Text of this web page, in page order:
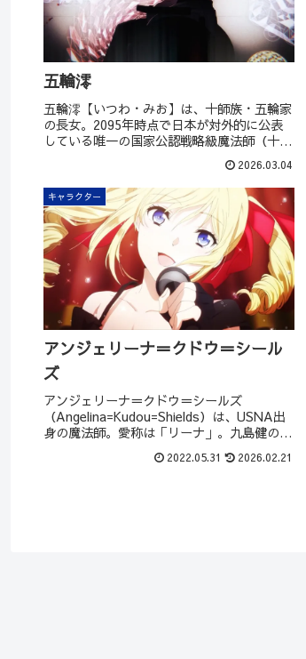
五輪澪
五輪澪【いつわ・みお】は、十師族・五輪家
の長女。2095年時点で日本が対外的に公表
している唯一の国家公認戦略級魔法師（十三
2026.03.04
キャラクター
アンジェリーナ＝クドウ＝シール
ズ
アンジェリーナ＝クドウ＝シールズ
（Angelina=Kudou=Shields）は、USNA出
身の魔法師。愛称は「リーナ」。九島健の
クォーター。ホッとしたり怒ったりと、とに
2022.05.31 2026.02.21